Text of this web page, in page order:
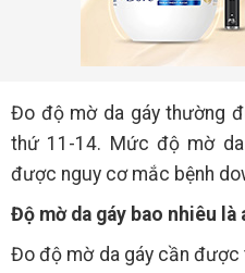
Đo độ mờ da gáy thường
thứ 11-14. Mức độ mờ
được nguy cơ mắc bệnh
Độ mờ da gáy bao nhiêu là
Đo độ mờ da gáy cần được